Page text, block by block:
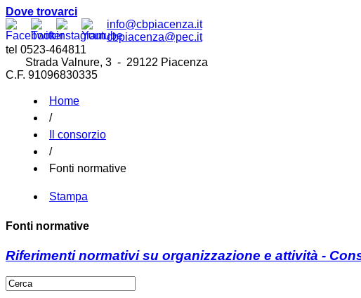
Dove trovarci
info@cbpiacenza.it
cbpiacenza@pec.it
tel 0523-464811
Strada Valnure, 3 - 29122 Piacenza
C.F. 91096830335
Home
/
Il consorzio
/
Fonti normative
Stampa
Fonti normative
Riferimenti normativi su organizzazione e attività -